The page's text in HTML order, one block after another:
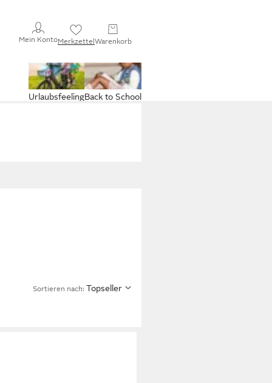
Mein KontoMerkzettelWarenkorb
Back to School
Urlaubsfeeling
Sortieren nach: Topseller